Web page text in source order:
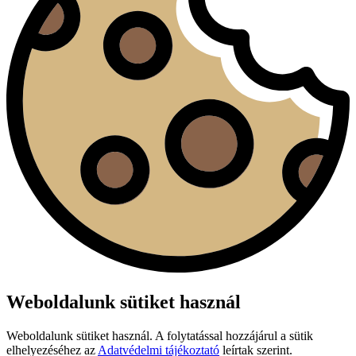
Weboldalunk sütiket használ
Weboldalunk sütiket használ. A folytatással hozzájárul a sütik
elhelyezéséhez az Adatvédelmi tájékoztató leírtak szerint.